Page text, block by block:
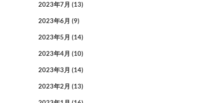
2023年7月 (13)
2023年6月 (9)
2023年5月 (14)
2023年4月 (10)
2023年3月 (14)
2023年2月 (13)